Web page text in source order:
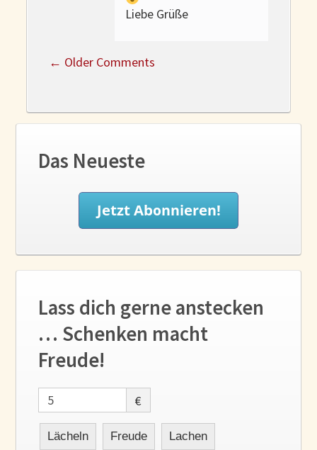
Liebe Grüße
← Older Comments
Das Neueste
Lass dich gerne anstecken
… Schenken macht
Freude!
€
Lächeln Freude Lachen